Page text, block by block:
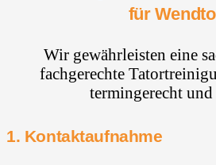
für
Wir gewährleisten eine
fachgerechte
termingerecht
1. Kontaktaufnahme